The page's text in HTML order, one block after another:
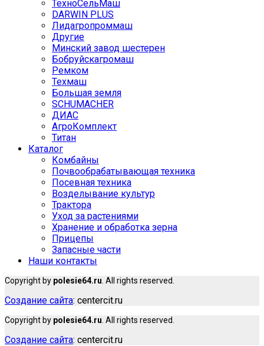
ТехноСельМаш
DARWIN PLUS
Лидагропроммаш
Другие
Минский завод шестерен
Бобруйскагромаш
Ремком
Техмаш
Большая земля
SCHUMACHER
ДИАС
АгроКомплект
Титан
Каталог
Комбайны
Почвообрабатывающая техника
Посевная техника
Возделывание культур
Трактора
Уход за растениями
Хранение и обработка зерна
Прицепы
Запасные части
Наши контакты
Copyright by polesie64.ru . All rights reserved.
Создание сайта: centercit.ru
Copyright by polesie64.ru . All rights reserved.
Создание сайта: centercit.ru